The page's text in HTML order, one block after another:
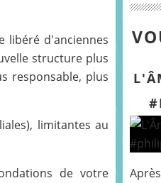
libéré d'anciennes
structure plus
responsable, plus
limitantes au
de votre